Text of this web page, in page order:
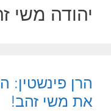
יהודה משי
הרן
את משי זהב!